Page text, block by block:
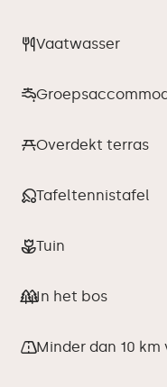
Vaatwasser
Overdekt terras
Tafeltennistafel
Tuin
In het bos
Minder dan 10